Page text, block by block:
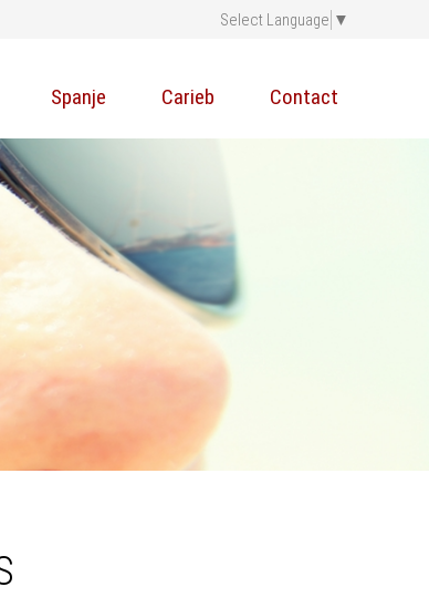
Select Language ▼
Spanje Carieb Contact